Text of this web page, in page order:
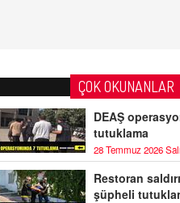
ÇOK OKUNANLAR
DEAŞ
tutuklama
28 Temmuz 2026 Salı
Restoran
şüpheli